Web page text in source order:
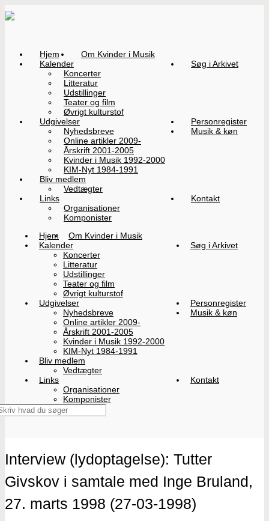
Hjem
Om Kvinder i Musik
Kalender
Koncerter
Litteratur
Udstillinger
Teater og film
Øvrigt kulturstof
Søg i Arkivet
Udgivelser
Nyhedsbreve
Online artikler 2009-
Årskrift 2001-2005
Kvinder i Musik 1992-2000
KIM-Nyt 1984-1991
Personregister
Musik & køn
Bliv medlem
Vedtægter
Links
Organisationer
Komponister
Kontakt
Hjem
Om Kvinder i Musik
Kalender
Koncerter
Litteratur
Udstillinger
Teater og film
Øvrigt kulturstof
Søg i Arkivet
Udgivelser
Nyhedsbreve
Online artikler 2009-
Årskrift 2001-2005
Kvinder i Musik 1992-2000
KIM-Nyt 1984-1991
Personregister
Musik & køn
Bliv medlem
Vedtægter
Links
Organisationer
Komponister
Kontakt
Interview (lydoptagelse): Tutter
Givskov i samtale med Inge Bruland,
27. marts 1998 (27-03-1998)